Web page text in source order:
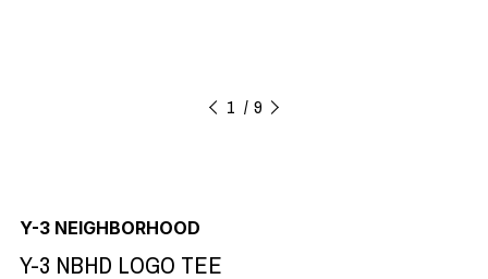
1 9
Y-3 NEIGHBORHOOD
Y-3 NBHD LOGO TEE